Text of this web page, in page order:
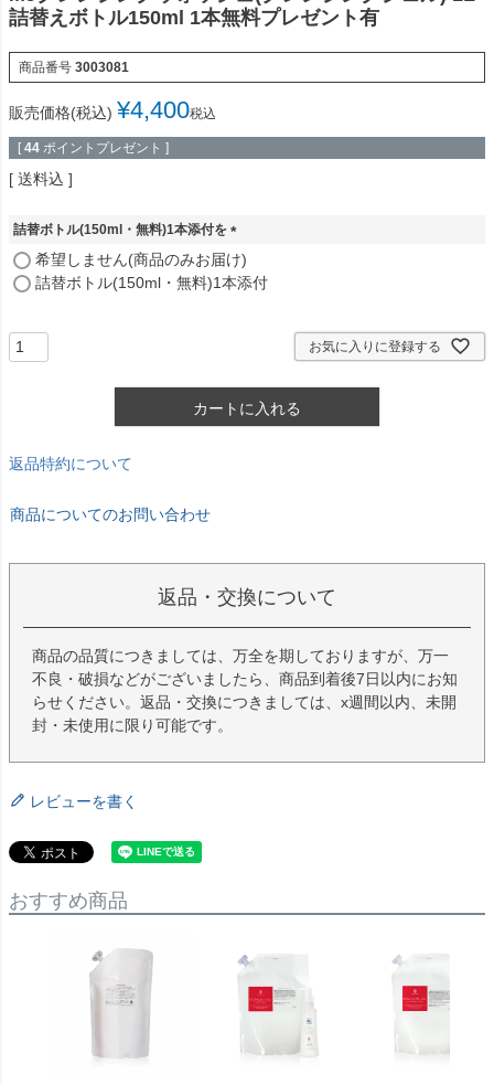
詰替えボトル150ml 1本無料プレゼント有
商品番号 3003081
販売価格(税込) ¥4,400税込
[ 44 ポイントプレゼント ]
送料込
詰替ボトル(150ml・無料)1本添付を
(
必
須
希望しません(商品のみお届け)
詰替ボトル(150ml・無料)1本添付
お気に入りに登録する
カートに入れる
返品特約について
商品についてのお問い合わせ
返品・交換について
商品の品質につきましては、万全を期しておりますが、万一
不良・破損などがございましたら、商品到着後7日以内にお知
らせください。返品・交換につきましては、x週間以内、未開
封・未使用に限り可能です。
レビューを書く
おすすめ商品